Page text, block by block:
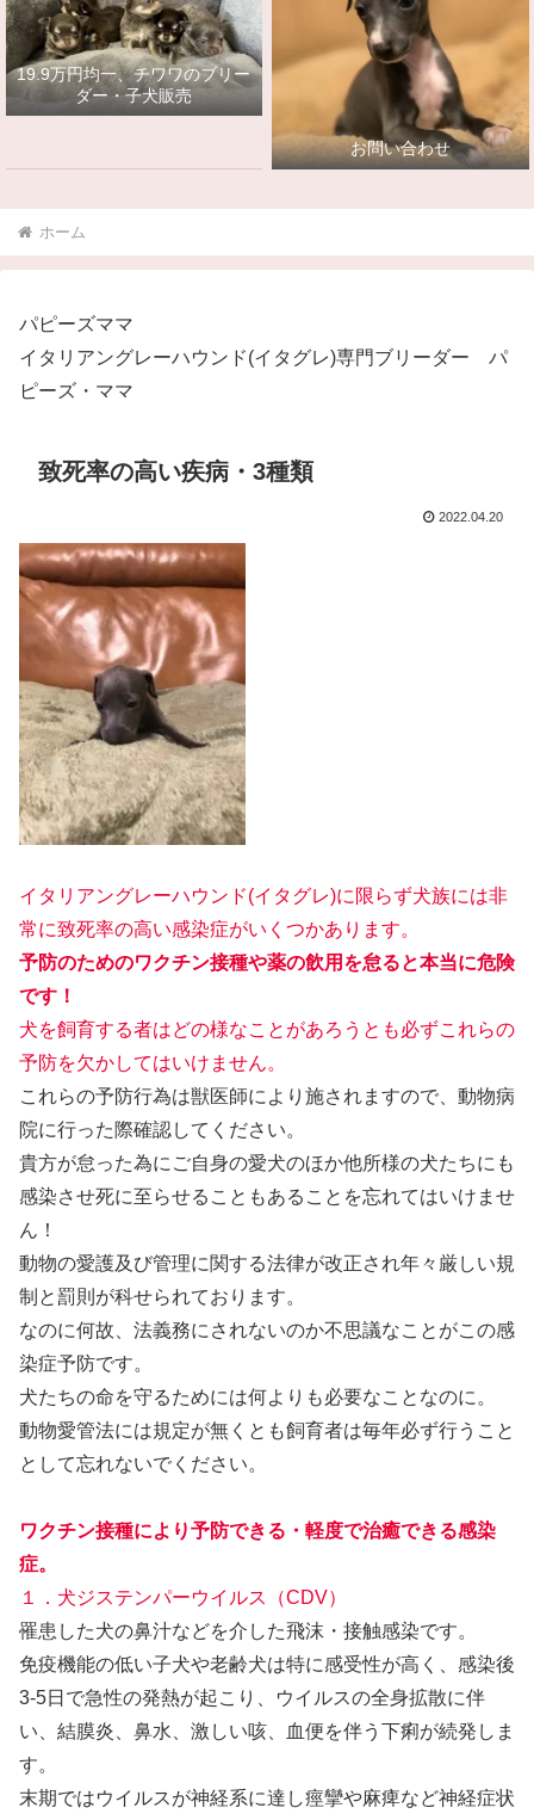
19.9万円均一、チワワのブリー
ダー・子犬販売
お問い合わせ
ホーム
パピーズママ
イタリアングレーハウンド(イタグレ)専門ブリーダー パ
ピーズ・ママ
致死率の高い疾病・3種類
2022.04.20
イタリアングレーハウンド(イタグレ)に限らず犬族には非
常に致死率の高い感染症がいくつかあります。
予防のためのワクチン接種や薬の飲用を怠ると本当に危険
です！
犬を飼育する者はどの様なことがあろうとも必ずこれらの
予防を欠かしてはいけません。
これらの予防行為は獣医師により施されますので、動物病
院に行った際確認してください。
貴方が怠った為にご自身の愛犬のほか他所様の犬たちにも
感染させ死に至らせることもあることを忘れてはいけませ
ん！
動物の愛護及び管理に関する法律が改正され年々厳しい規
制と罰則が科せられております。
なのに何故、法義務にされないのか不思議なことがこの感
染症予防です。
犬たちの命を守るためには何よりも必要なことなのに。
動物愛管法には規定が無くとも飼育者は毎年必ず行うこと
として忘れないでください。
ワクチン接種により予防できる・軽度で治癒できる感染
症。
１．犬ジステンパーウイルス（CDV）
罹患した犬の鼻汁などを介した飛沫・接触感染です。
免疫機能の低い子犬や老齢犬は特に感受性が高く、感染後
3-5日で急性の発熱が起こり、ウイルスの全身拡散に伴
い、結膜炎、鼻水、激しい咳、血便を伴う下痢が続発しま
す。
末期ではウイルスが神経系に達し痙攣や麻痺など神経症状